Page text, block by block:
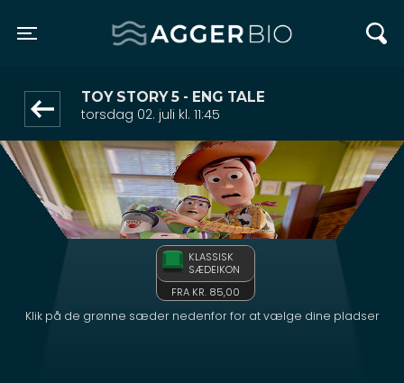
Toggle navigation
Agger BIO
TOY STORY 5 - ENG TALE
torsdag 02. juli kl. 11:45
KLASSISK
SÆDEIKON
FRA KR. 85,00
Klik på de grønne sæder nedenfor for at vælge dine pladser
front05-temp 125840